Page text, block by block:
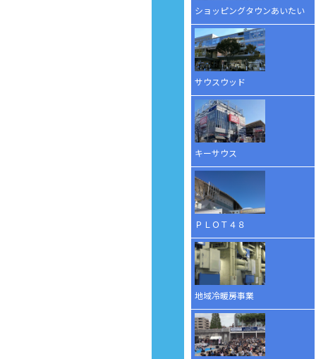
ショッピングタウンあいたい
サウスウッド
キーサウス
ＰＬＯＴ４８
地域冷暖房事業